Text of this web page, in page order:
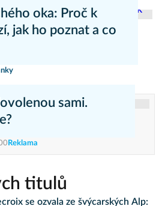
oka: Proč k
jak ho poznat a co
sami.
Reklama
titulů
se ozvala ze švýcarských Alp: